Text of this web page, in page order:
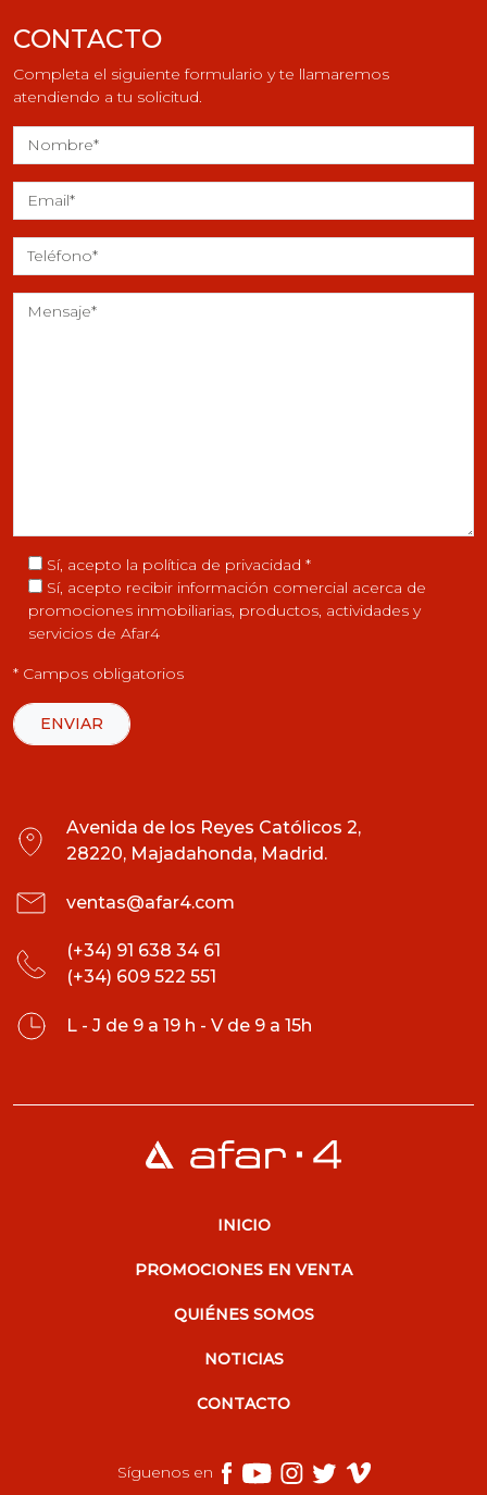
CONTACTO
Completa el siguiente formulario y te llamaremos
atendiendo a tu solicitud.
Sí, acepto la política de privacidad *
Sí, acepto recibir información comercial acerca de
promociones inmobiliarias, productos, actividades y
servicios de Afar4
* Campos obligatorios
Avenida de los Reyes Católicos 2,
28220, Majadahonda, Madrid.
ventas@afar4.com
(+34) 91 638 34 61
(+34) 609 522 551
L - J de 9 a 19 h - V de 9 a 15h
INICIO
PROMOCIONES EN VENTA
QUIÉNES SOMOS
NOTICIAS
CONTACTO
Síguenos en